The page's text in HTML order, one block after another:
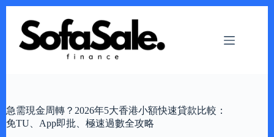
content
急需現金周轉？2026年5大香港小額快速貸款比較：
免TU、App即批、極速過數全攻略